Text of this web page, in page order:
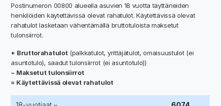
Postinumeron 00800 alueella asuvien 18 vuotta täyttäneiden
henkilöiden käytettävissä olevat rahatulot. Käytettävissä olevat
rahatulot lasketaan vähentämällä bruttotuloista maksetut
tulonsiirrot.
+ Bruttorahatulot (palkkatulot, yrittäjätulot, omaisuustulot (ei
asuntotulo), saadut tulonsiirrot (ei asuntotulo))
− Maksetut tulonsiirrot
= Käytettävissä olevat rahatulot